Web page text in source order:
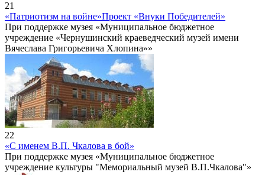
21
«Патриотизм на войне»Проект «Внуки Победителей»
При поддержке музея «Муниципальное бюджетное
учреждение «Чернушинский краеведческий музей имени
Вячеслава Григорьевича Хлопина»»
22
«С именем В.П. Чкалова в бой»
При поддержке музея «Муниципальное бюджетное
учреждение культуры "Мемориальный музей В.П.Чкалова"»